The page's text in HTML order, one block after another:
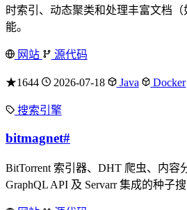
时索引、动态聚类和处理丰富文档（
能。
网站 源代码
★1644 2026-07-18 Java Docker
搜索引擎
bitmagnet#
BitTorrent 索引器、DHT 爬虫、内容
GraphQL API 及 Servarr 集成的种子搜